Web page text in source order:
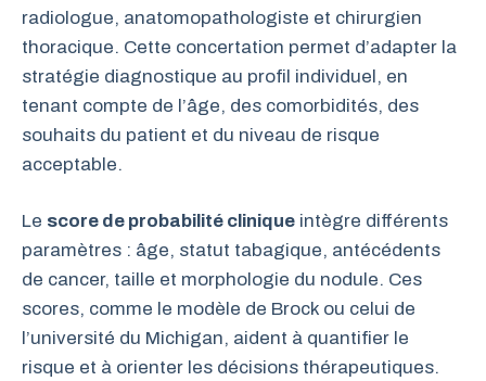
radiologue, anatomopathologiste et chirurgien
thoracique. Cette concertation permet d’adapter la
stratégie diagnostique au profil individuel, en
tenant compte de l’âge, des comorbidités, des
souhaits du patient et du niveau de risque
acceptable.
Le score de probabilité clinique intègre différents
paramètres : âge, statut tabagique, antécédents
de cancer, taille et morphologie du nodule. Ces
scores, comme le modèle de Brock ou celui de
l’université du Michigan, aident à quantifier le
risque et à orienter les décisions thérapeutiques.